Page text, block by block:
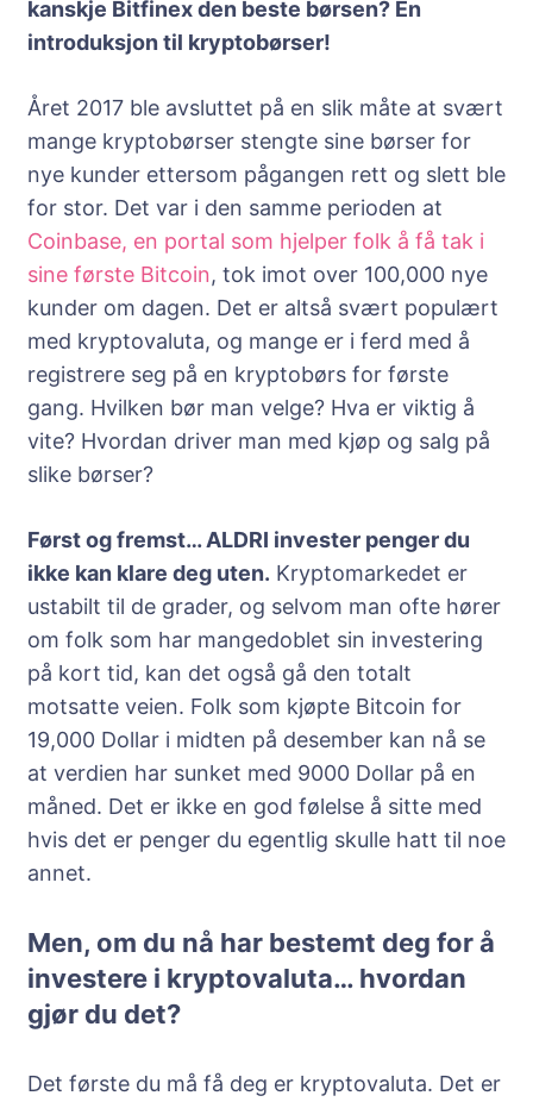
kanskje Bitfinex den beste børsen? En
introduksjon til kryptobørser!
Året 2017 ble avsluttet på en slik måte at svært
mange kryptobørser stengte sine børser for
nye kunder ettersom pågangen rett og slett ble
for stor. Det var i den samme perioden at
Coinbase, en portal som hjelper folk å få tak i
sine første Bitcoin, tok imot over 100,000 nye
kunder om dagen. Det er altså svært populært
med kryptovaluta, og mange er i ferd med å
registrere seg på en kryptobørs for første
gang. Hvilken bør man velge? Hva er viktig å
vite? Hvordan driver man med kjøp og salg på
slike børser?
Først og fremst… ALDRI invester penger du
ikke kan klare deg uten. Kryptomarkedet er
ustabilt til de grader, og selvom man ofte hører
om folk som har mangedoblet sin investering
på kort tid, kan det også gå den totalt
motsatte veien. Folk som kjøpte Bitcoin for
19,000 Dollar i midten på desember kan nå se
at verdien har sunket med 9000 Dollar på en
måned. Det er ikke en god følelse å sitte med
hvis det er penger du egentlig skulle hatt til noe
annet.
Men, om du nå har bestemt deg for å
investere i kryptovaluta… hvordan
gjør du det?
Det første du må få deg er kryptovaluta. Det er